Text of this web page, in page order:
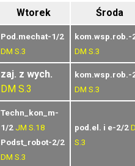
Wtorek Środa
Pod.mechat-1/2
DM S.3
kom.wsp.rob.-
DM S.3
zaj. z wych.
DM S.3
kom.wsp.rob.-
DM S.3
Techn_kon_m-
1/2 JM S.18
Podst_robot-2/2
DM S.3
pod.el. i e-2/2
S.3